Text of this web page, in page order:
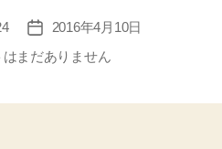
投
稿
日
2016年4月10日
はまだありません